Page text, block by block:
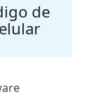
de